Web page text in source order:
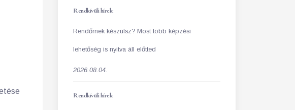
Rendkívüli hírek:
Rendőrnek készülsz? Most több képzési
lehetőség is nyitva áll előtted
2026.08.04.
Rendkívüli hírek: